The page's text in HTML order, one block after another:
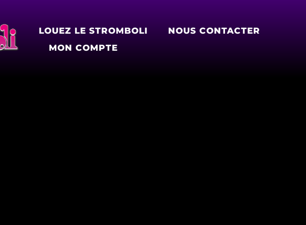
LOUEZ LE STROMBOLI
NOUS CONTACTER
MON COMPTE